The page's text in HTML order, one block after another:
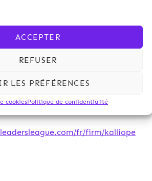
ACCEPTER
REFUSER
LES PRÉFÉRENCES
cookiesPolitique de confidentialité
et la construction.
reflètent également la
nous accordent nos clients,
d’assureurs ou
de la construction, tout
défense de leurs intérêts.
à nos classements dans
fr/firm/kalliope